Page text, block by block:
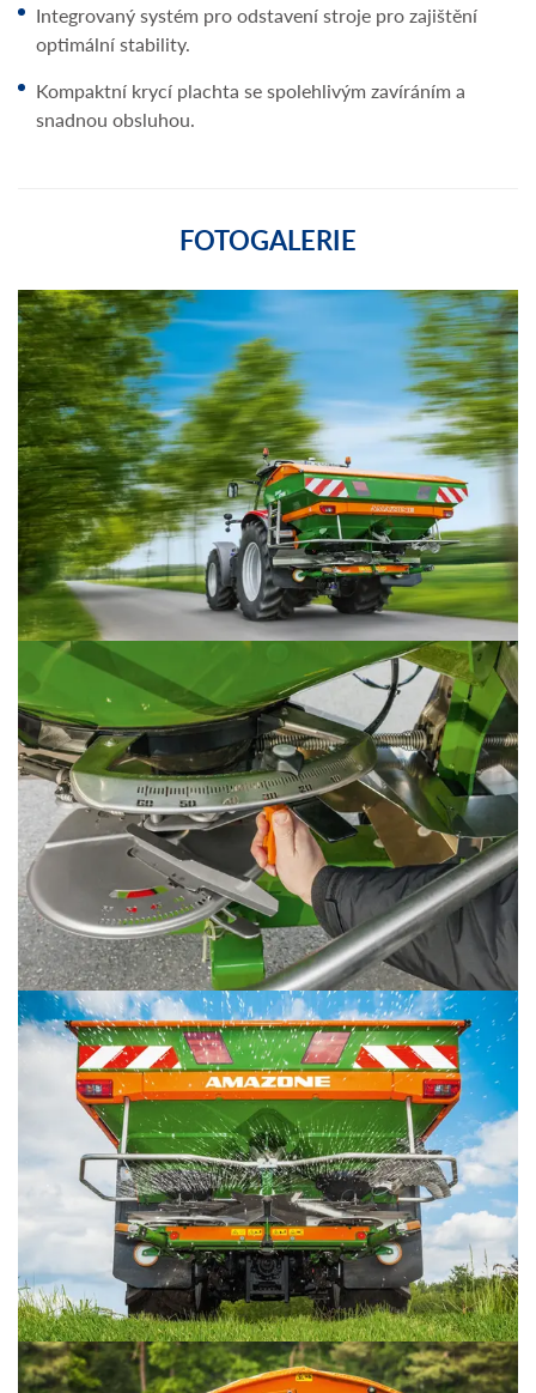
Integrovaný systém pro odstavení stroje pro zajištění
optimální stability.
Kompaktní krycí plachta se spolehlivým zavíráním a
snadnou obsluhou.
FOTOGALERIE